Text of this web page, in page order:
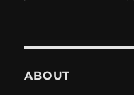
ABOUT